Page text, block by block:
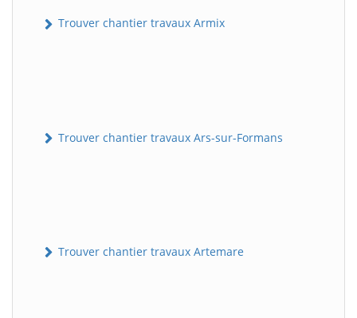
Trouver chantier travaux Armix
Trouver chantier travaux Ars-sur-Formans
Trouver chantier travaux Artemare